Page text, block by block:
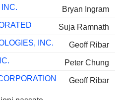
Bryan Ingram
Suja Ramnath
INC.
Geoff Ribar
Peter Chung
Geoff Ribar